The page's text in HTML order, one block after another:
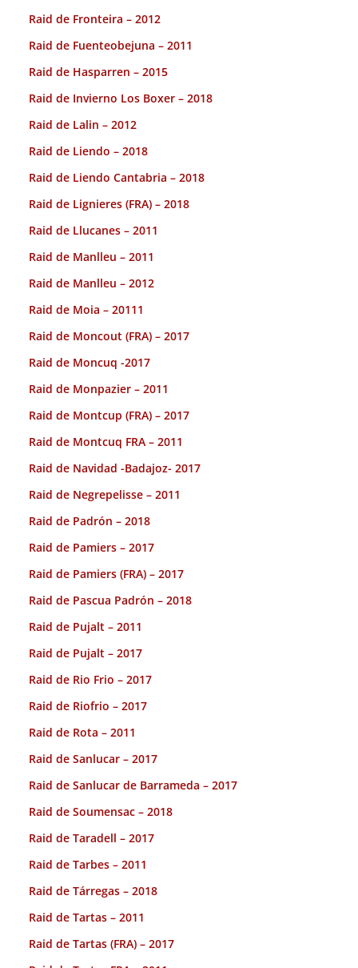
Raid de Fronteira – 2012
Raid de Fuenteobejuna – 2011
Raid de Hasparren – 2015
Raid de Invierno Los Boxer – 2018
Raid de Lalin – 2012
Raid de Liendo – 2018
Raid de Liendo Cantabria – 2018
Raid de Lignieres (FRA) – 2018
Raid de Llucanes – 2011
Raid de Manlleu – 2011
Raid de Manlleu – 2012
Raid de Moia – 20111
Raid de Moncout (FRA) – 2017
Raid de Moncuq -2017
Raid de Monpazier – 2011
Raid de Montcup (FRA) – 2017
Raid de Montcuq FRA – 2011
Raid de Navidad -Badajoz- 2017
Raid de Negrepelisse – 2011
Raid de Padrón – 2018
Raid de Pamiers – 2017
Raid de Pamiers (FRA) – 2017
Raid de Pascua Padrón – 2018
Raid de Pujalt – 2011
Raid de Pujalt – 2017
Raid de Rio Frio – 2017
Raid de Riofrio – 2017
Raid de Rota – 2011
Raid de Sanlucar – 2017
Raid de Sanlucar de Barrameda – 2017
Raid de Soumensac – 2018
Raid de Taradell – 2017
Raid de Tarbes – 2011
Raid de Tárregas – 2018
Raid de Tartas – 2011
Raid de Tartas (FRA) – 2017